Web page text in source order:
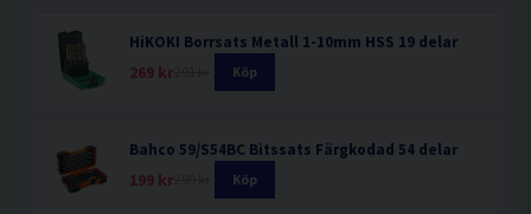
HiKOKI Borrsats Metall 1-10mm HSS 19 delar
269 kr Köp
Bahco 59/S54BC Bitssats Färgkodad 54 delar
199 kr Köp